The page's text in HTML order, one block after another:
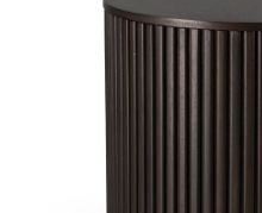
Collection
Ethnicraft
Collection
Tapis